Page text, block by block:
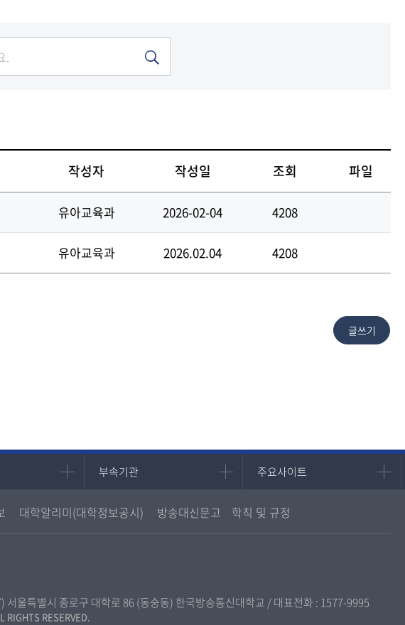
작성자 작성일 조회 파일
유아교육과 2026-02-04 4208
유아교육과 2026.02.04 4208
학
학
부속기관
부속기관
원격교육혁신연구원
교양교육원
주요사이트
주요사이트
진로심리상담
대학알리미(대학정보공시) 방송대신문고 학칙 및 규정
서울특별시 종로구 대학로 86 (동숭동) 한국방송통신대학교 / 대표전화 : 1577-9995
RIGHTS RESERVED.